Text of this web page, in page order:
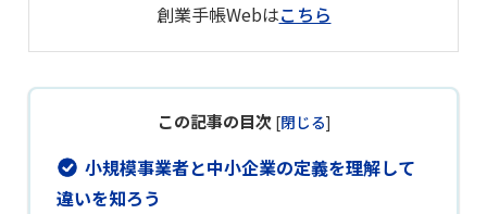
創業手帳Webはこちら
この記事の目次 [閉じる]
小規模事業者と中小企業の定義を理解して
違いを知ろう